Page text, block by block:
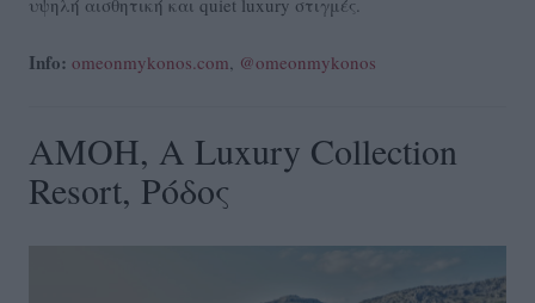
Info: omeonmykonos.com @omeonmykonos
AMOH, A Luxury Collection
Resort, Ρόδος